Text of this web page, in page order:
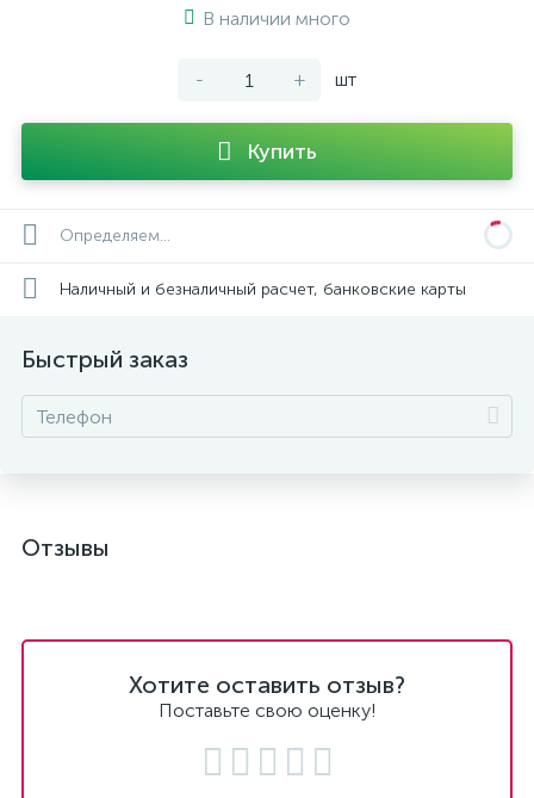
В наличии много
- + шт
Купить
Определяем...
Наличный и безналичный расчет, банковские карты
Быстрый заказ
Отзывы
Хотите оставить отзыв?
Поставьте свою оценку!